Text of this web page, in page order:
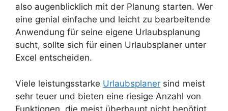
also augenblicklich mit der Planung starten. Wer
eine genial einfache und leicht zu bearbeitende
Anwendung für seine eigene Urlaubsplanung
sucht, sollte sich für einen Urlaubsplaner unter
Excel entscheiden.
Viele leistungsstarke Urlaubsplaner sind meist
sehr teuer und bieten eine riesige Anzahl von
Funktionen, die meist überhaupt nicht benötigt